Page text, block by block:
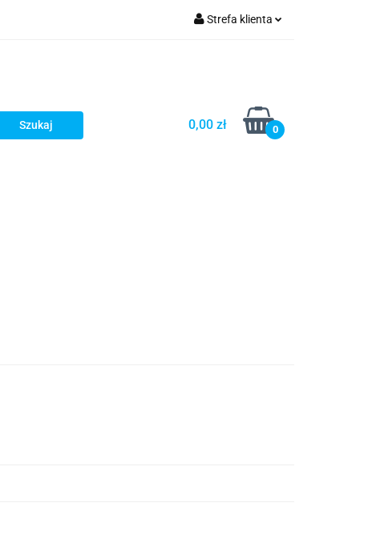
Strefa klienta
Dodaj zgłoszenie
0,00 zł 0